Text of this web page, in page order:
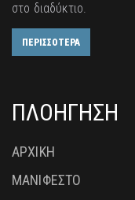
στο διαδύκτιο.
ΠΕΡΙΣΣΟΤΕΡΑ
ΠΛΟΗΓΗΣΗ
ΑΡΧΙΚΗ
ΜΑΝΙΦΕΣΤΟ